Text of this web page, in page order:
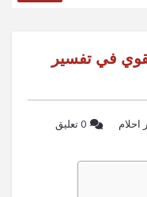
في تفسير
احلام
‫0 تعليق